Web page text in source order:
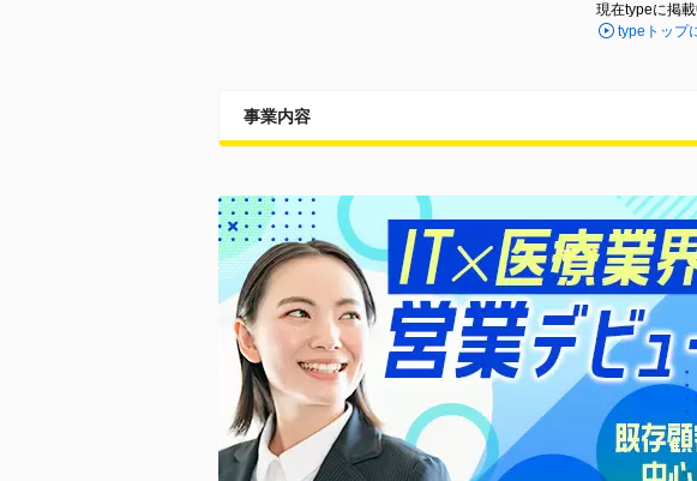
現在typeに掲載
typeトップ
事業内容